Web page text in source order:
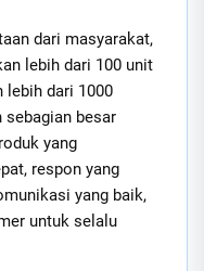
dari masyarakat,
lebih dari 100 unit
lebih dari 1000
besar
yang
respon yang
yang baik,
untuk selalu